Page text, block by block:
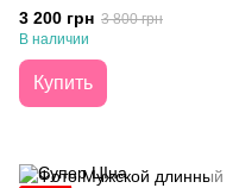
Полотенца Темно-серый
3 200 грн 3 800 грн
В наличии
Купить